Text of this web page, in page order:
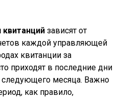
квитанций зависят от
каждой управляющей
квитанции за
приходят в последние дни
месяца. Важно
как правило,